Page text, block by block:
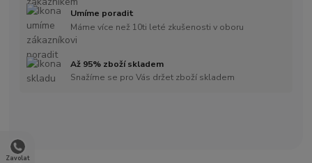
Zavolat
Umíme poradit
Máme více než 10ti leté zkušenosti v oboru
Až 95% zboží skladem
Snažíme se pro Vás držet zboží skladem